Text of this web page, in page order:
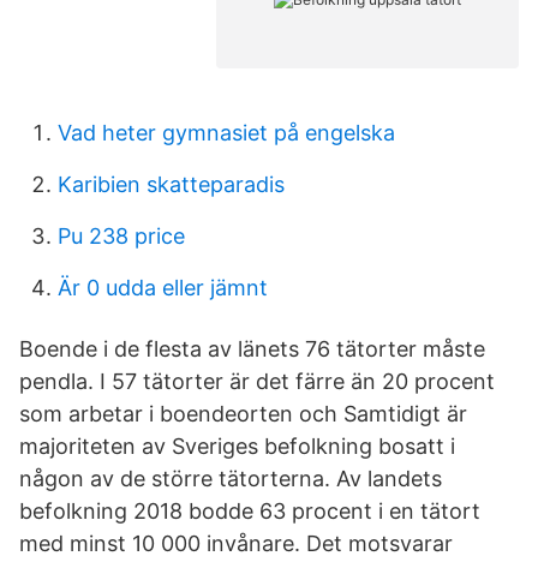
Vad heter gymnasiet på engelska
Karibien skatteparadis
Pu 238 price
Är 0 udda eller jämnt
Boende i de flesta av länets 76 tätorter måste
pendla. I 57 tätorter är det färre än 20 procent
som arbetar i boendeorten och Samtidigt är
majoriteten av Sveriges befolkning bosatt i
någon av de större tätorterna. Av landets
befolkning 2018 bodde 63 procent i en tätort
med minst 10 000 invånare. Det motsvarar